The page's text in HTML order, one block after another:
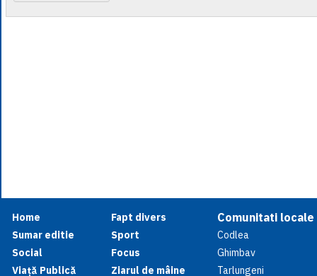
Home
Sumar editie
Social
Viață Publică
Fapt divers
Sport
Focus
Ziarul de mâine
Comunitati locale
Codlea
Ghimbav
Tarlungeni